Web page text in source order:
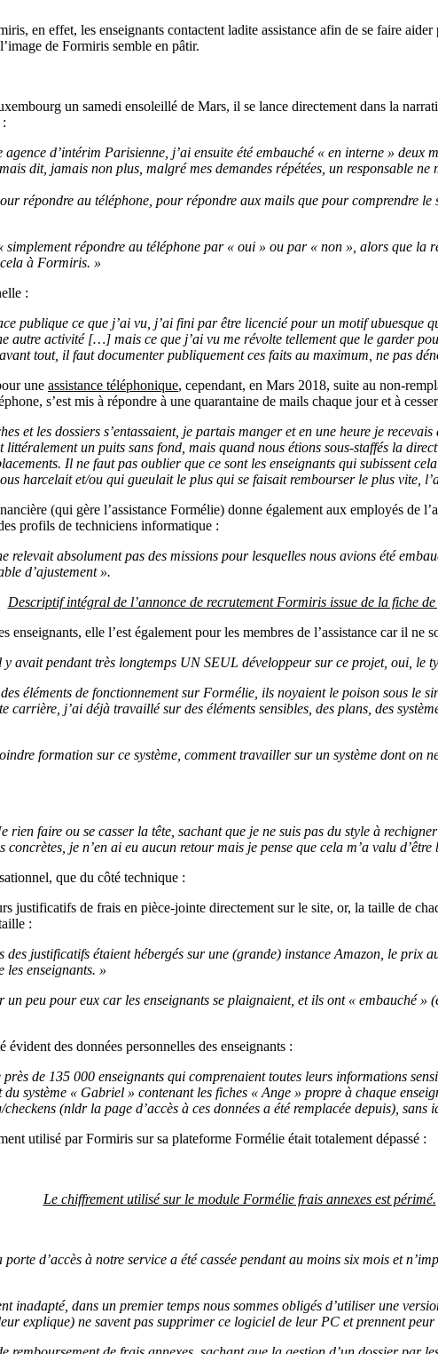
en effet, les enseignants contactent ladite assistance afin de se faire
de Formiris semble en pâtir.
un samedi ensoleillé de Mars, il se lance directement dans la
d’intérim Parisienne, j’ai ensuite été embauché « en interne » deux
dit, jamais non plus, malgré mes demandes répétées, un responsable
répondre au téléphone, pour répondre aux mails que pour comprendre
simplement répondre au téléphone par « oui » ou par « non », alors que la
à Formiris. »
:
publique ce que j’ai vu, j’ai fini par être licencié pour un motif ubuesque
autre activité […] mais ce que j’ai vu me révolte tellement que le garder
tout, il faut documenter publiquement ces faits au maximum, ne pas
une assistance téléphonique, cependant, en Mars 2018, suite au non-
s’est mis à répondre à une quarantaine de mails chaque jour et à
et les dossiers s’entassaient, je partais manger et en une heure je
un puits sans fond, mais quand nous étions sous-staffés la
Il ne faut pas oublier que ce sont les enseignants qui subissent
harcelait et/ou qui gueulait le plus qui se faisait rembourser le plus vite,
(qui gère l’assistance Formélie) donne également aux employés de
profils de techniciens informatique :
relevait absolument pas des missions pour lesquelles nous avions été
d’ajustement ».
Descriptif intégral de l’annonce de recrutement Formiris issue de la fiche de
elle l’est également pour les membres de l’assistance car il ne
avait pendant très longtemps UN SEUL développeur sur ce projet, oui, le
éléments de fonctionnement sur Formélie, ils noyaient le poison sous le
j’ai déjà travaillé sur des éléments sensibles, des plans, des
formation sur ce système, comment travailler sur un système dont
faire ou se casser la tête, sachant que je ne suis pas du style à
je n’en ai eu aucun retour mais je pense que cela m’a valu
que du côté technique :
justificatifs de frais en pièce-jointe directement sur le site, or, la taille de
:
justificatifs étaient hébergés sur une (grande) instance Amazon, le prix
les enseignants. »
peu pour eux car les enseignants se plaignaient, et ils ont « embauché
des données personnelles des enseignants :
de 135 000 enseignants qui comprenaient toutes leurs informations
système « Gabriel » contenant les fiches « Ange » propre à chaque
(nldr la page d’accès à ces données a été remplacée depuis),
utilisé par Formiris sur sa plateforme Formélie était totalement dépassé :
Le chiffrement utilisé sur le module Formélie frais annexes est périmé.
d’accès à notre service a été cassée pendant au moins six mois et
inadapté, dans un premier temps nous sommes obligés d’utiliser une
explique) ne savent pas supprimer ce logiciel de leur PC et prennent